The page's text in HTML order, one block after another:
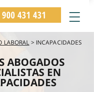
431 431
LABORAL > INCAPACIDADES
ABOGADOS
EN